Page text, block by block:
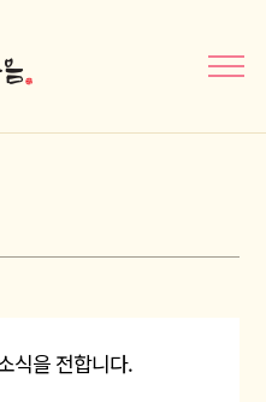
기
식을 전합니다.